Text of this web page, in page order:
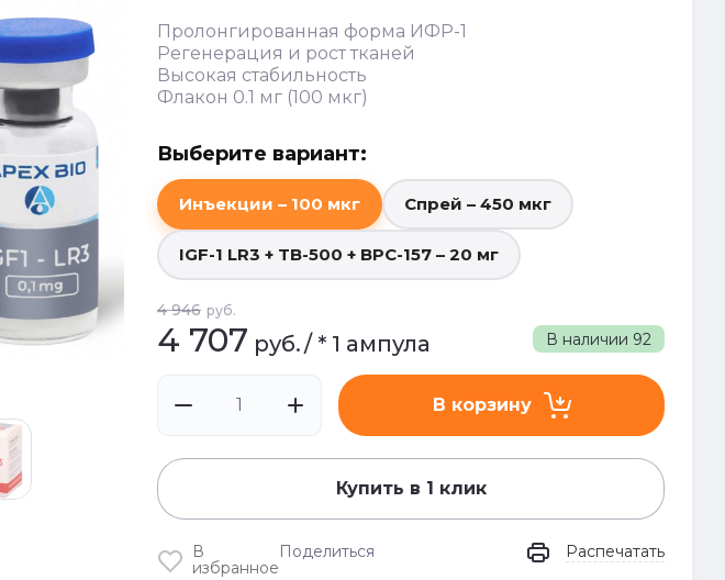
Пролонгированная форма ИФР-1
Регенерация и рост тканей
Высокая стабильность
Флакон 0.1 мг (100 мкг)
Выберите вариант:
Инъекции – 100 мкг Спрей – 450 мкг
IGF-1 LR3 + TB-500 + BPC-157 – 20 мг
В наличии 92
4 946 руб.
4 707 руб./ * 1 ампула
В корзину
Купить в 1 клик
В
избранное
Поделиться Распечатать